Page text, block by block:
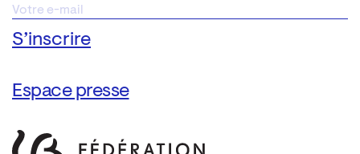
Espace presse